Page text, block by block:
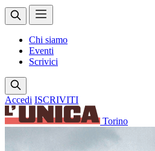
Chi siamo
Eventi
Scrivici
Accedi ISCRIVITI
Torino